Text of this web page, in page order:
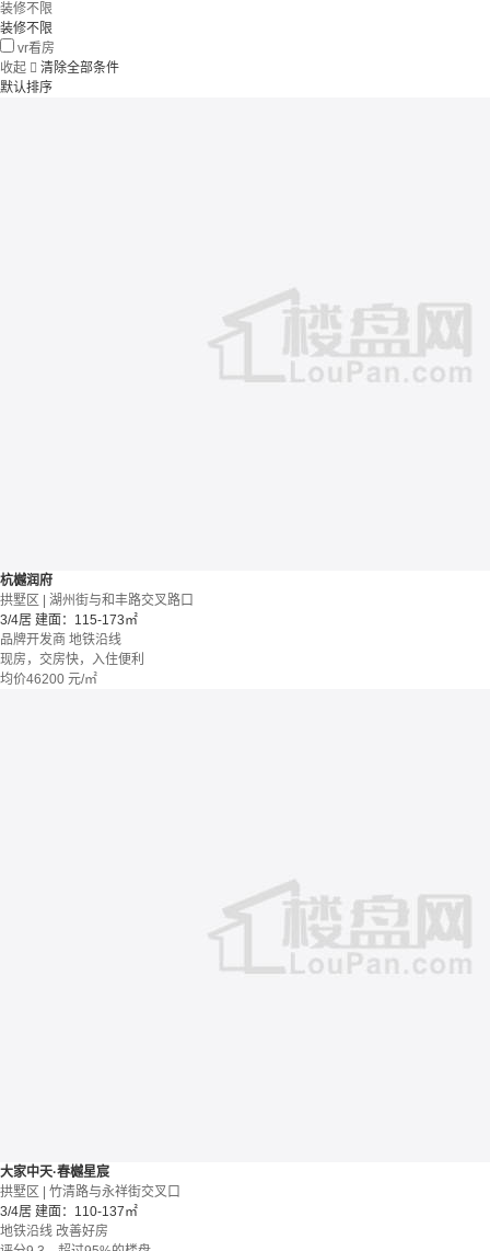
装修不限
装修不限
vr看房
收起  清除全部条件
默认排序
杭樾润府
拱墅区 | 湖州街与和丰路交叉路口
3/4居 建面：115-173㎡
品牌开发商 地铁沿线
现房，交房快，入住便利
均价46200 元/㎡
大家中天·春樾星宸
拱墅区 | 竹清路与永祥街交叉口
3/4居 建面：110-137㎡
地铁沿线 改善好房